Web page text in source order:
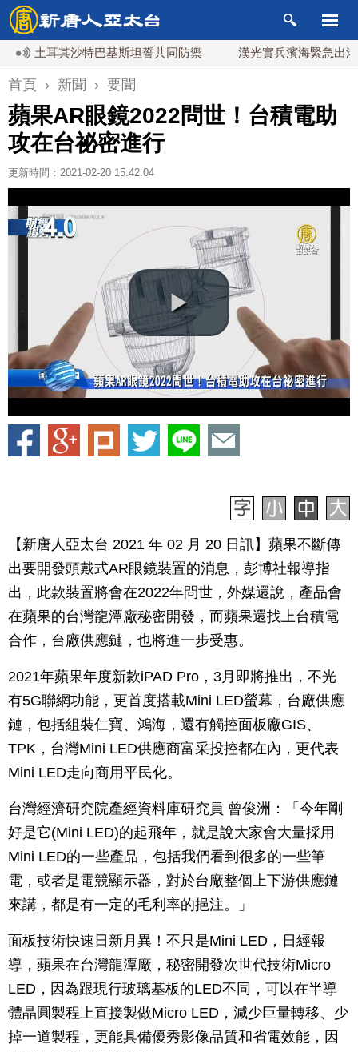
耳其沙特巴基斯坦誓共同防禦 漢光實兵濱海緊急出港打擊
首頁 › 新聞 › 要聞
蘋果AR眼鏡2022問世！台積電助
攻在台祕密進行
更新時間：2021-02-20 15:42:04
【新唐人亞太台 2021 年 02 月 20 日訊】蘋果不斷傳
出要開發頭戴式AR眼鏡裝置的消息，彭博社報導指
出，此款裝置將會在2022年問世，外媒還說，產品會
在蘋果的台灣龍潭廠秘密開發，而蘋果還找上台積電
合作，台廠供應鏈，也將進一步受惠。
2021年蘋果年度新款iPAD Pro，3月即將推出，不光
有5G聯網功能，更首度搭載Mini LED螢幕，台廠供應
鏈，包括組裝仁寶、鴻海，還有觸控面板廠GIS、
TPK，台灣Mini LED供應商富采投控都在內，更代表
Mini LED走向商用平民化。
台灣經濟研究院產經資料庫研究員 曾俊洲：「今年剛
好是它(Mini LED)的起飛年，就是說大家會大量採用
Mini LED的一些產品，包括我們看到很多的一些筆
電，或者是電競顯示器，對於台廠整個上下游供應鏈
來講，都是有一定的毛利率的挹注。」
面板技術快速日新月異！不只是Mini LED，日經報
導，蘋果在台灣龍潭廠，秘密開發次世代技術Micro
LED，因為跟現行玻璃基板的LED不同，可以在半導
體晶圓製程上直接製做Micro LED，減少巨量轉移、少
掉一道製程，更能具備優秀影像品質和省電效能，因